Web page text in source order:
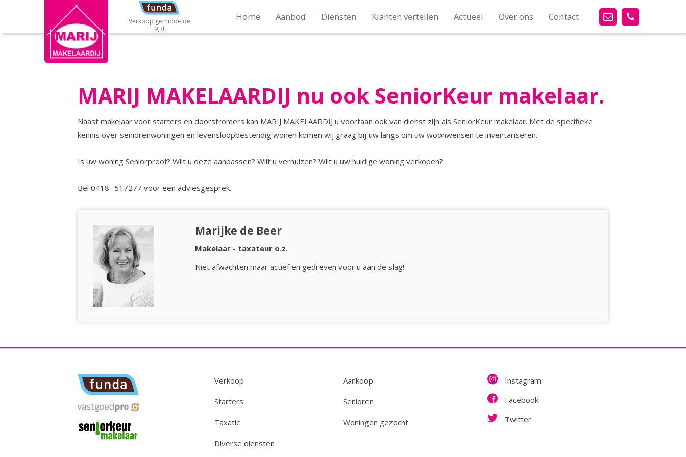
Verkoop gemiddelde
9,3!
Home Aanbod Diensten Klanten vertellen Actueel Over ons Contact
MARIJ MAKELAARDIJ nu ook SeniorKeur makelaar.
Naast makelaar voor starters en doorstromers kan MARIJ MAKELAARDIJ u voortaan ook van dienst zijn als SeniorKeur makelaar. Met de specifieke
kennis over seniorenwoningen en levensloopbestendig wonen komen wij graag bij uw langs om uw woonwensen te inventariseren.
Is uw woning Seniorproof? Wilt u deze aanpassen? Wilt u verhuizen? Wilt u uw huidige woning verkopen?
Bel 0418 -517277 voor een adviesgesprek.
Marijke de Beer
Makelaar - taxateur o.z.
Niet afwachten maar actief en gedreven voor u aan de slag!
Verkoop Aankoop
Starters Senioren
Taxatie Woningen gezocht
Diverse diensten
Instagram
Facebook
Twitter